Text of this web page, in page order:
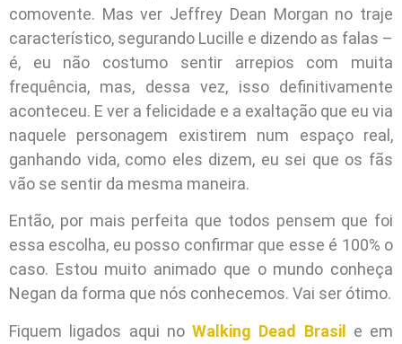
comovente. Mas ver Jeffrey Dean Morgan no traje
característico, segurando Lucille e dizendo as falas –
é, eu não costumo sentir arrepios com muita
frequência, mas, dessa vez, isso definitivamente
aconteceu. E ver a felicidade e a exaltação que eu via
naquele personagem existirem num espaço real,
ganhando vida, como eles dizem, eu sei que os fãs
vão se sentir da mesma maneira.
Então, por mais perfeita que todos pensem que foi
essa escolha, eu posso confirmar que esse é 100% o
caso. Estou muito animado que o mundo conheça
Negan da forma que nós conhecemos. Vai ser ótimo.
Fiquem ligados aqui no Walking Dead Brasil e em